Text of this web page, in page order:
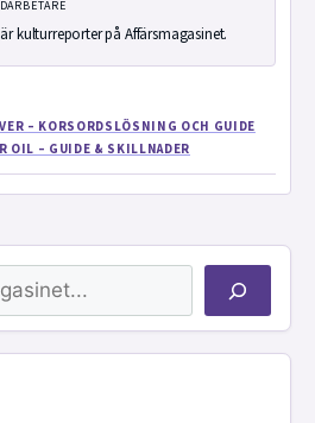
kulturreporter på Affärsmagasinet.
– KORSORDSLÖSNING OCH GUIDE
OIL – GUIDE & SKILLNADER